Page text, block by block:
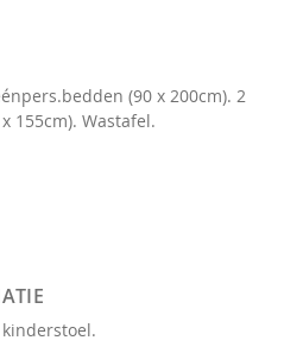
(90 x 200cm). 2
155cm). Wastafel.